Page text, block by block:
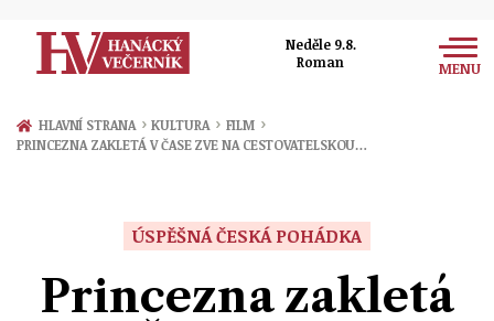
Neděle 9.8.
Roman
MENU
Zprávy
Přerov
Ekonomika
Ženy
Sport
HLAVNÍ STRANA › KULTURA › FILM ›
PRINCEZNA ZAKLETÁ V ČASE ZVE NA CESTOVATELSKOU…
ÚSPĚŠNÁ ČESKÁ POHÁDKA
Princezna zakletá